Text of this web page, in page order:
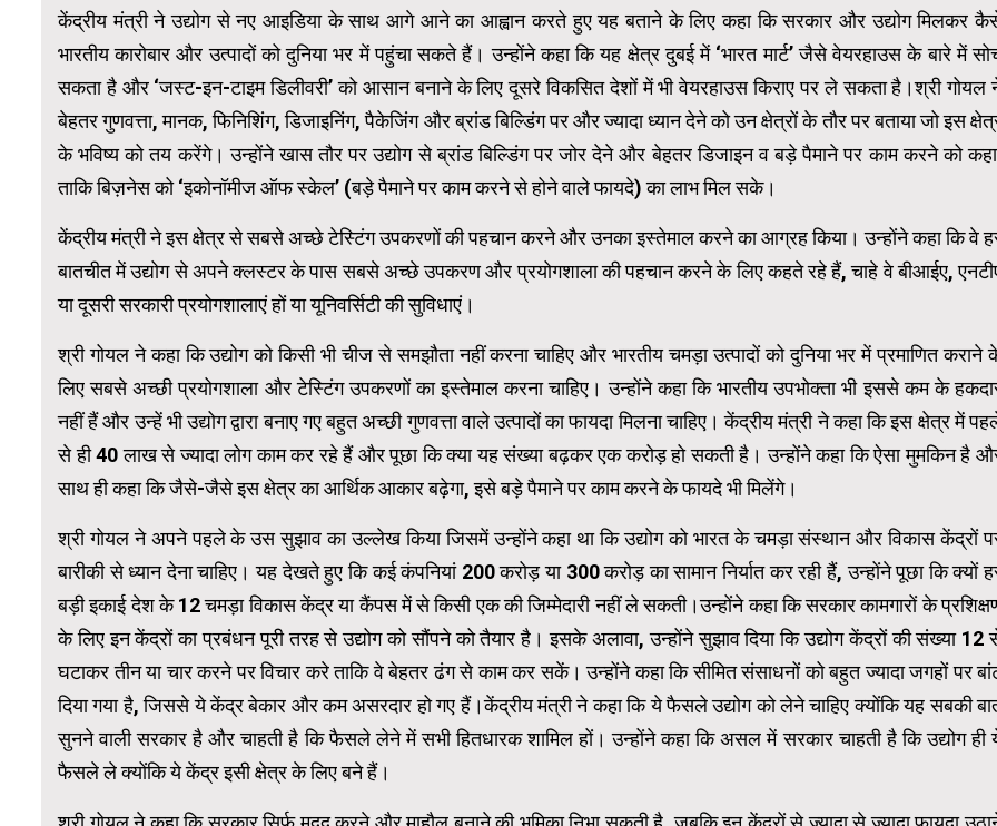
केंद्रीय मंत्री ने उद्योग से नए आइडिया के साथ आगे आने का आह्वान करते हुए यह बताने के लिए कहा कि सरकार और उद्योग मिलकर
भारतीय कारोबार और उत्पादों को दुनिया भर में पहुंचा सकते हैं। उन्होंने कहा कि यह क्षेत्र दुबई में ‘भारत मार्ट’ जैसे वेयरहाउस के बारे में
सकता है और ‘जस्ट-इन-टाइम डिलीवरी’ को आसान बनाने के लिए दूसरे विकसित देशों में भी वेयरहाउस किराए पर ले सकता है।श्री गोयल
बेहतर गुणवत्ता, मानक, फिनिशिंग, डिजाइनिंग, पैकेजिंग और ब्रांड बिल्डिंग पर और ज्यादा ध्यान देने को उन क्षेत्रों के तौर पर बताया जो इस
के भविष्य को तय करेंगे। उन्होंने खास तौर पर उद्योग से ब्रांड बिल्डिंग पर जोर देने और बेहतर डिजाइन व बड़े पैमाने पर काम करने को
ताकि बिज़नेस को ‘इकोनॉमीज ऑफ स्केल’ (बड़े पैमाने पर काम करने से होने वाले फायदे) का लाभ मिल सके।
केंद्रीय मंत्री ने इस क्षेत्र से सबसे अच्छे टेस्टिंग उपकरणों की पहचान करने और उनका इस्तेमाल करने का आग्रह किया। उन्होंने कहा कि वे
बातचीत में उद्योग से अपने क्लस्टर के पास सबसे अच्छे उपकरण और प्रयोगशाला की पहचान करने के लिए कहते रहे हैं, चाहे वे बीआईए,
या दूसरी सरकारी प्रयोगशालाएं हों या यूनिवर्सिटी की सुविधाएं।
श्री गोयल ने कहा कि उद्योग को किसी भी चीज से समझौता नहीं करना चाहिए और भारतीय चमड़ा उत्पादों को दुनिया भर में प्रमाणित कराने
लिए सबसे अच्छी प्रयोगशाला और टेस्टिंग उपकरणों का इस्तेमाल करना चाहिए। उन्होंने कहा कि भारतीय उपभोक्ता भी इससे कम के
नहीं हैं और उन्हें भी उद्योग द्वारा बनाए गए बहुत अच्छी गुणवत्ता वाले उत्पादों का फायदा मिलना चाहिए। केंद्रीय मंत्री ने कहा कि इस क्षेत्र में
से ही 40 लाख से ज्यादा लोग काम कर रहे हैं और पूछा कि क्या यह संख्या बढ़कर एक करोड़ हो सकती है। उन्होंने कहा कि ऐसा मुमकिन है
साथ ही कहा कि जैसे-जैसे इस क्षेत्र का आर्थिक आकार बढ़ेगा, इसे बड़े पैमाने पर काम करने के फायदे भी मिलेंगे।
श्री गोयल ने अपने पहले के उस सुझाव का उल्लेख किया जिसमें उन्होंने कहा था कि उद्योग को भारत के चमड़ा संस्थान और विकास केंद्रों
बारीकी से ध्यान देना चाहिए। यह देखते हुए कि कई कंपनियां ₹200 करोड़ या ₹300 करोड़ का सामान निर्यात कर रही हैं, उन्होंने पूछा कि क्यों
बड़ी इकाई देश के 12 चमड़ा विकास केंद्र या कैंपस में से किसी एक की जिम्मेदारी नहीं ले सकती।उन्होंने कहा कि सरकार कामगारों के
के लिए इन केंद्रों का प्रबंधन पूरी तरह से उद्योग को सौंपने को तैयार है। इसके अलावा, उन्होंने सुझाव दिया कि उद्योग केंद्रों की संख्या 12
घटाकर तीन या चार करने पर विचार करे ताकि वे बेहतर ढंग से काम कर सकें। उन्होंने कहा कि सीमित संसाधनों को बहुत ज्यादा जगहों पर
दिया गया है, जिससे ये केंद्र बेकार और कम असरदार हो गए हैं।केंद्रीय मंत्री ने कहा कि ये फैसले उद्योग को लेने चाहिए क्योंकि यह सबकी
सुनने वाली सरकार है और चाहती है कि फैसले लेने में सभी हितधारक शामिल हों। उन्होंने कहा कि असल में सरकार चाहती है कि उद्योग ही
फैसले ले क्योंकि ये केंद्र इसी क्षेत्र के लिए बने हैं।